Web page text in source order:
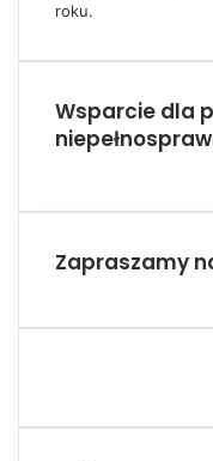
roku.
Wsparcie dla
Zapraszamy